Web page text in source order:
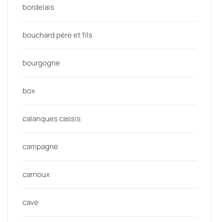
bordelais
bouchard père et fils
bourgogne
box
calanques cassis
campagne
carnoux
cave